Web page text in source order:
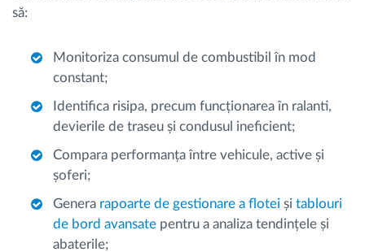
să:
Monitoriza consumul de combustibil în mod
constant;
Identifica risipa, precum funcționarea în ralanti,
devierile de traseu și condusul ineficient;
Compara performanța între vehicule, active și
șoferi;
Genera rapoarte de gestionare a flotei și tablouri
de bord avansate pentru a analiza tendințele și
abaterile;